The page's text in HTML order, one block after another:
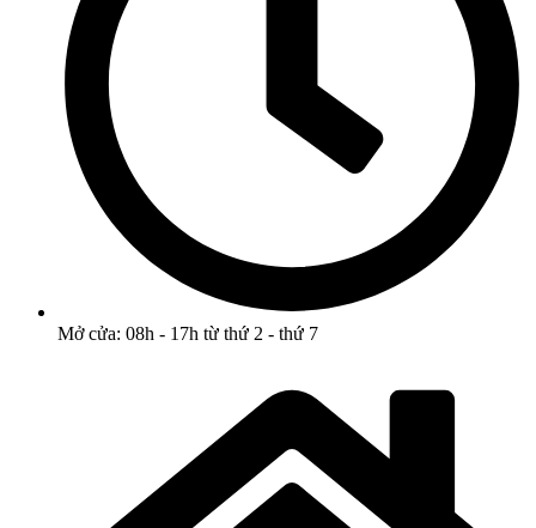
Mở cửa: 08h - 17h từ thứ 2 - thứ 7